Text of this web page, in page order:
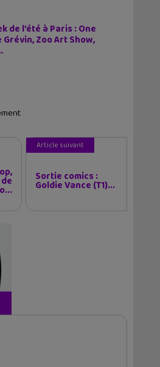
de l’été à Paris : One
Grévin, Zoo Art Show,
Article suivant
Sortie comics :
Goldie Vance (T1)...